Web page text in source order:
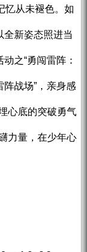
忆从未褪色。如
全新姿态照进当
之“勇闯雷阵：
阵战场”，亲身感
心底的突破勇气
力量，在少年心